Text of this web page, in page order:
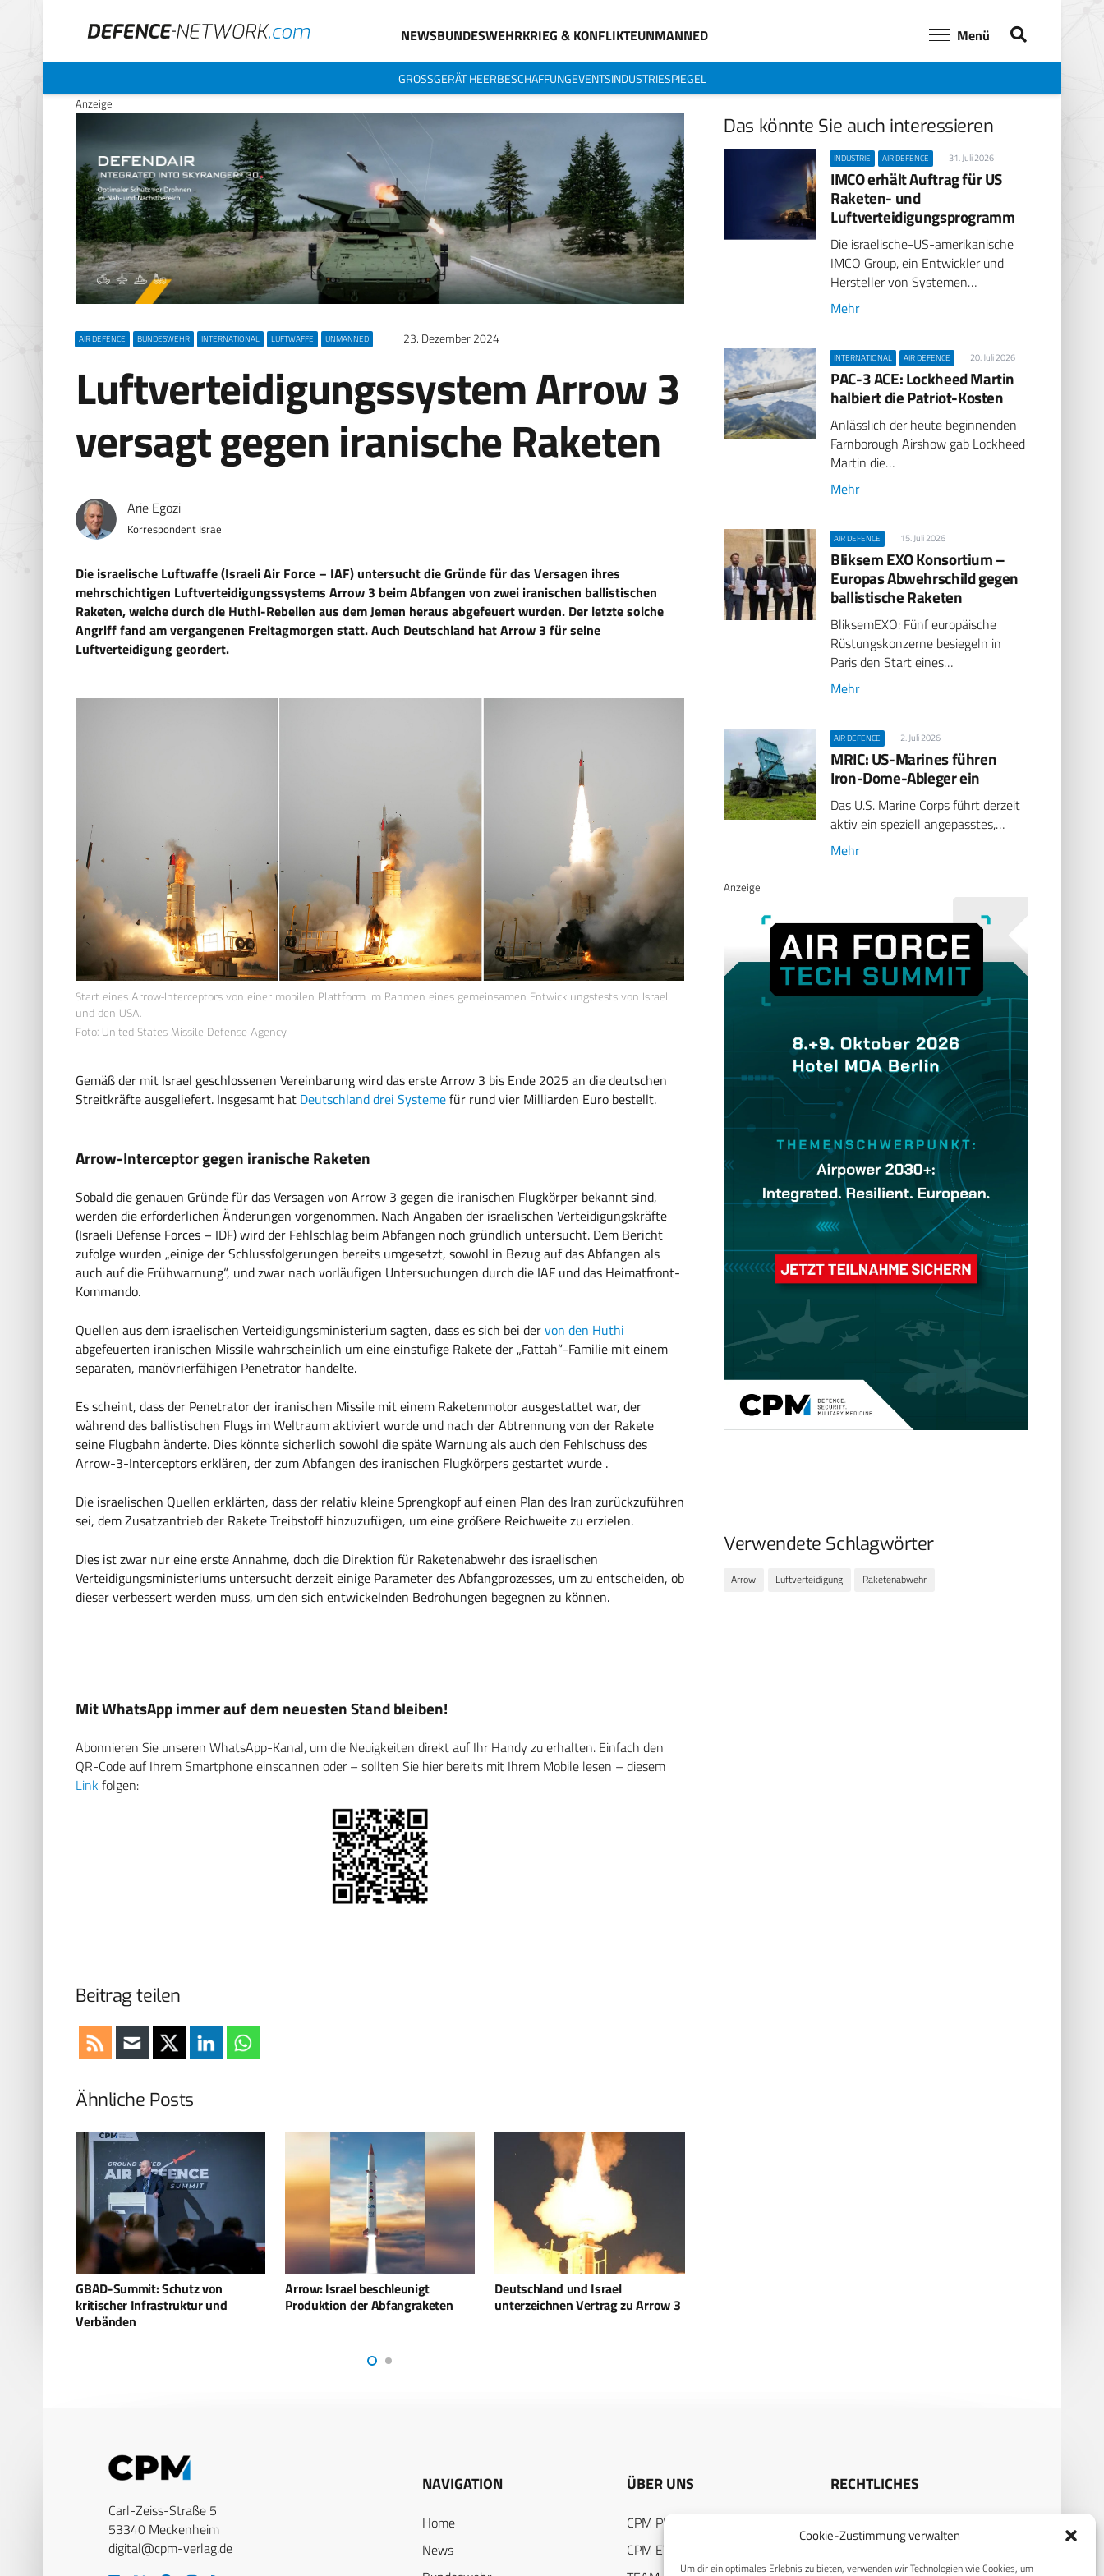
Cookie-Zustimmung verwalten
Um dir ein optimales Erlebnis zu bieten, verwenden wir Technologien wie Cookies, um
NEWSBUNDESWEHRKRIEG & KONFLIKTEUNMANNED Menü
GROSSGERÄT HEERBESCHAFFUNGEVENTSINDUSTRIESPIEGEL
Anzeige
AIR DEFENCE BUNDESWEHR INTERNATIONAL LUFTWAFFE UNMANNED 23. Dezember 2024
Luftverteidigungssystem Arrow 3
versagt gegen iranische Raketen
Arie Egozi
Korrespondent Israel
Die israelische Luftwaffe (Israeli Air Force – IAF) untersucht die Gründe für das Versagen ihres
mehrschichtigen Luftverteidigungssystems Arrow 3 beim Abfangen von zwei iranischen ballistischen
Raketen, welche durch die Huthi-Rebellen aus dem Jemen heraus abgefeuert wurden. Der letzte solche
Angriff fand am vergangenen Freitagmorgen statt. Auch Deutschland hat Arrow 3 für seine
Luftverteidigung geordert.
Start eines Arrow-Interceptors von einer mobilen Plattform im Rahmen eines gemeinsamen Entwicklungstests von Israel
und den USA.
Foto: United States Missile Defense Agency
Gemäß der mit Israel geschlossenen Vereinbarung wird das erste Arrow 3 bis Ende 2025 an die deutschen
Streitkräfte ausgeliefert. Insgesamt hat Deutschland drei Systemefür rund vier Milliarden Euro bestellt.
Arrow-Interceptor gegen iranische Raketen
Sobald die genauen Gründe für das Versagen von Arrow 3 gegen die iranischen Flugkörper bekannt sind,
werden die erforderlichen Änderungen vorgenommen. Nach Angaben der israelischen Verteidigungskräfte
(Israeli Defense Forces – IDF) wird der Fehlschlag beim Abfangen noch gründlich untersucht. Dem Bericht
zufolge wurden „einige der Schlussfolgerungen bereits umgesetzt, sowohl in Bezug auf das Abfangen als
auch auf die Frühwarnung“, und zwar nach vorläufigen Untersuchungen durch die IAF und das Heimatfront-
Kommando.
Quellen aus dem israelischen Verteidigungsministerium sagten, dass es sich bei dervon den Huthi
abgefeuerten iranischen Missile wahrscheinlich um eine einstufige Rakete der „Fattah“-Familie mit einem
separaten, manövrierfähigen Penetrator handelte.
Es scheint, dass der Penetrator der iranischen Missile mit einem Raketenmotor ausgestattet war, der
während des ballistischen Flugs im Weltraum aktiviert wurde und nach der Abtrennung von der Rakete
seine Flugbahn änderte. Dies könnte sicherlich sowohl die späte Warnung als auch den Fehlschuss des
Arrow-3-Interceptors erklären, der zum Abfangen des iranischen Flugkörpers gestartet wurde .
Die israelischen Quellen erklärten, dass der relativ kleine Sprengkopf auf einen Plan des Iran zurückzuführen
sei, dem Zusatzantrieb der Rakete Treibstoff hinzuzufügen, um eine größere Reichweite zu erzielen.
Dies ist zwar nur eine erste Annahme, doch die Direktion für Raketenabwehr des israelischen
Verteidigungsministeriums untersucht derzeit einige Parameter des Abfangprozesses, um zu entscheiden, ob
dieser verbessert werden muss, um den sich entwickelnden Bedrohungen begegnen zu können.
Mit WhatsApp immer auf dem neuesten Stand bleiben!
Abonnieren Sie unseren WhatsApp-Kanal, um die Neuigkeiten direkt auf Ihr Handy zu erhalten. Einfach den
QR-Code auf Ihrem Smartphone einscannen oder – sollten Sie hier bereits mit Ihrem Mobile lesen – diesem
Link folgen:
Beitrag teilen
Das könnte Sie auch interessieren
INDUSTRIE AIR DEFENCE 31. Juli 2026
IMCO erhält Auftrag für US
Raketen- und
Luftverteidigungsprogramm
Die israelische-US-amerikanische
IMCO Group, ein Entwickler und
Hersteller von Systemen…
Mehr
INTERNATIONAL AIR DEFENCE 20. Juli 2026
PAC-3 ACE: Lockheed Martin
halbiert die Patriot-Kosten
Anlässlich der heute beginnenden
Farnborough Airshow gab Lockheed
Martin die…
Mehr
AIR DEFENCE 15. Juli 2026
Bliksem EXO Konsortium –
Europas Abwehrschild gegen
ballistische Raketen
BliksemEXO: Fünf europäische
Rüstungskonzerne besiegeln in
Paris den Start eines…
Mehr
AIR DEFENCE 2. Juli 2026
MRIC: US-Marines führen
Iron-Dome-Ableger ein
Das U.S. Marine Corps führt derzeit
aktiv ein speziell angepasstes,…
Mehr
Anzeige
Verwendete Schlagwörter
Arrow Luftverteidigung Raketenabwehr
Ähnliche Posts
Arrow: Israel beschleunigt
Produktion der Abfangraketen
Deutschland und Israel
unterzeichnen Vertrag zu Arrow 3
DSEI: MARSS INTERCEPTOR-MR
schließt Flugerprobung und
Carl-Zeiss-Straße 5
53340 Meckenheim
digital@cpm-verlag.de
NAVIGATION
Home
News
ÜBER UNS
CPM PUBLICATIONS
CPM EVENTS
RECHTLICHES
Cookie-Richtlinie (EU)